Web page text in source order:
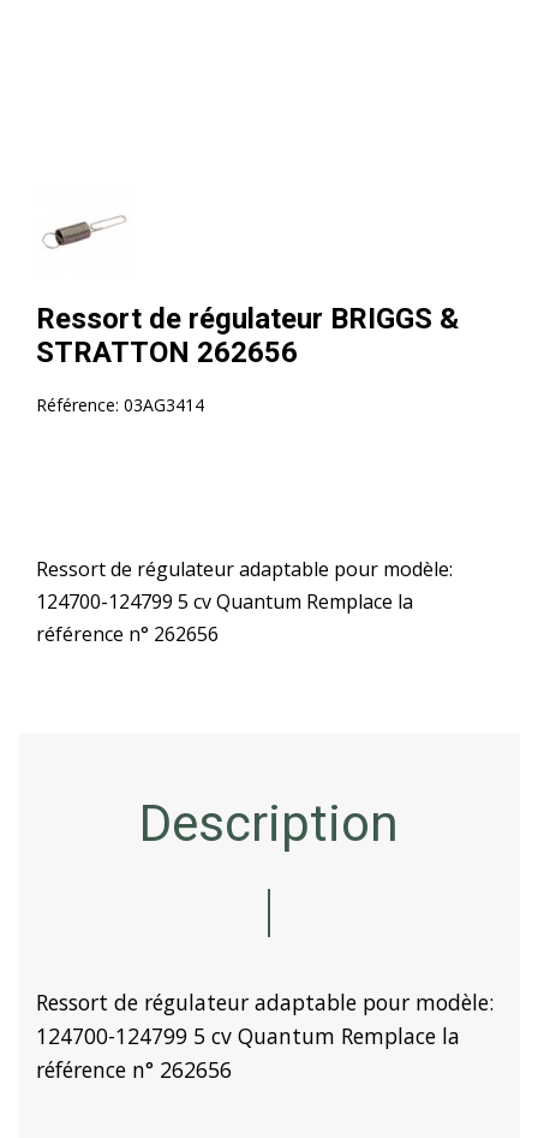
Ressort de régulateur BRIGGS &
STRATTON 262656
Référence: 03AG3414
Ressort de régulateur adaptable pour modèle:
124700-124799 5 cv Quantum Remplace la
référence n° 262656
Description
Ressort de régulateur adaptable pour modèle:
124700-124799 5 cv Quantum Remplace la
référence n° 262656